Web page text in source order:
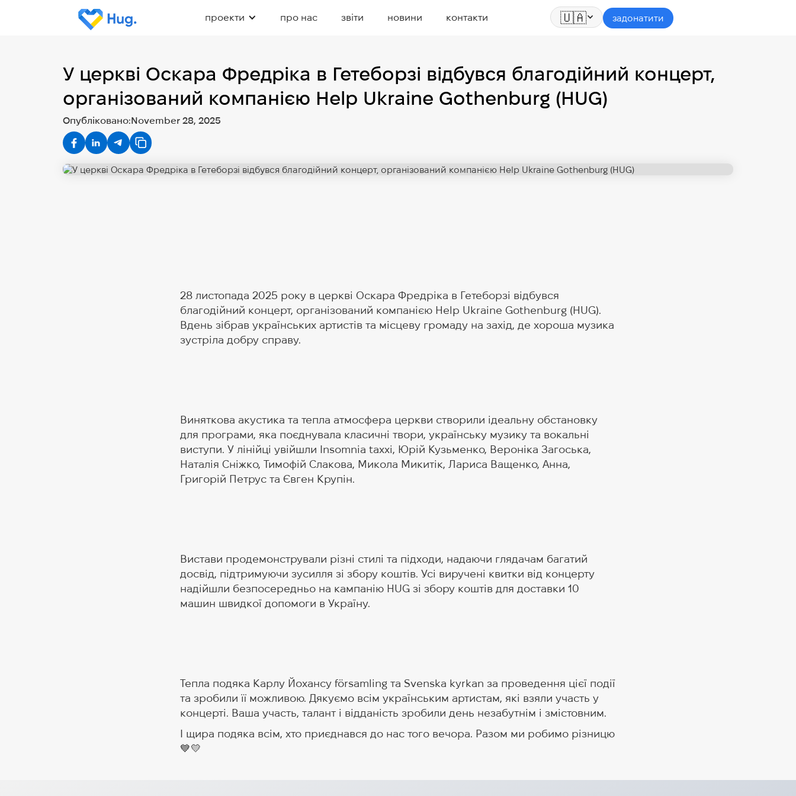
проекти про нас звіти новини контакти 🇺🇦 задонатити
У церкві Оскара Фредріка в Гетеборзі відбувся благодійний концерт,
організований компанією Help Ukraine Gothenburg (HUG)
Опубліковано:November 28, 2025
28 листопада 2025 року в церкві Оскара Фредріка в Гетеборзі відбувся
благодійний концерт, організований компанією Help Ukraine Gothenburg (HUG).
Вдень зібрав українських артистів та місцеву громаду на захід, де хороша музика
зустріла добру справу.
Виняткова акустика та тепла атмосфера церкви створили ідеальну обстановку
для програми, яка поєднувала класичні твори, українську музику та вокальні
виступи. У лінійці увійшли Insomnia taxxi, Юрій Кузьменко, Вероніка Загоська,
Наталія Сніжко, Тимофій Слакова, Микола Микитік, Лариса Ващенко, Анна,
Григорій Петрус та Євген Крупін.
Вистави продемонстрували різні стилі та підходи, надаючи глядачам багатий
досвід, підтримуючи зусилля зі збору коштів. Усі виручені квитки від концерту
надійшли безпосередньо на кампанію HUG зі збору коштів для доставки 10
машин швидкої допомоги в Україну.
Тепла подяка Карлу Йохансу församling та Svenska kyrkan за проведення цієї події
та зробили її можливою. Дякуємо всім українським артистам, які взяли участь у
концерті. Ваша участь, талант і відданість зробили день незабутнім і змістовним.
І щира подяка всім, хто приєднався до нас того вечора. Разом ми робимо різницю
💙💛